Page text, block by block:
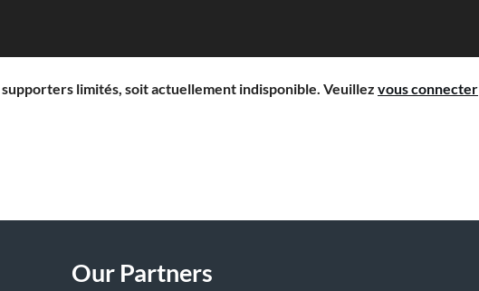
limités, soit actuellement indisponible. Veuillez vous connecter
Our Partners